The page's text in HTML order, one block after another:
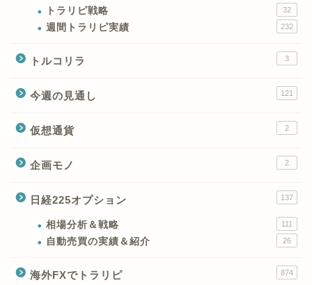
トラリピ戦略 32
週間トラリピ実績 232
トルコリラ 3
今週の見通し 121
仮想通貨 2
企画モノ 2
日経225オプション 137
相場分析＆戦略 111
自動売買の実績＆紹介 26
海外FXでトラリピ 874